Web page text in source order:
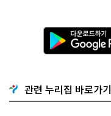
다
운
로
기
G
o
관련 누리집 바로가기